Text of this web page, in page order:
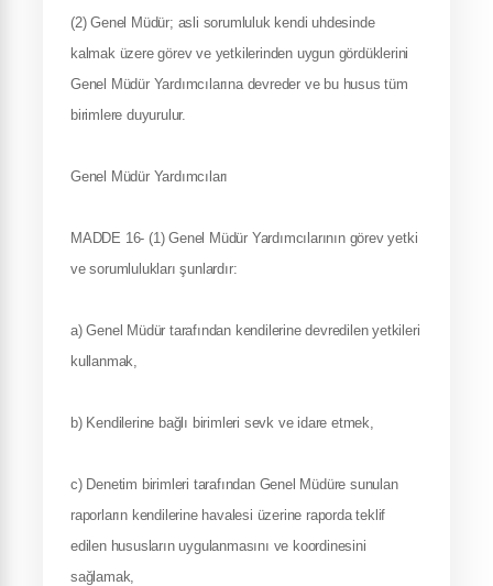
(2) Genel Müdür; asli sorumluluk kendi uhdesinde
kalmak üzere görev ve yetkilerinden uygun gördüklerini
Genel Müdür Yardımcılarına devreder ve bu husus tüm
birimlere duyurulur.
Genel Müdür Yardımcıları
MADDE 16- (1) Genel Müdür Yardımcılarının görev yetki
ve sorumlulukları şunlardır:
a) Genel Müdür tarafından kendilerine devredilen yetkileri
kullanmak,
b) Kendilerine bağlı birimleri sevk ve idare etmek,
c) Denetim birimleri tarafından Genel Müdüre sunulan
raporların kendilerine havalesi üzerine raporda teklif
edilen hususların uygulanmasını ve koordinesini
sağlamak,